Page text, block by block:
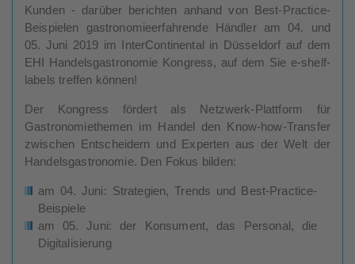
Kunden - darüber berichten anhand von Best-Practice-
Beispielen gastronomieerfahrende Händler am 04. und
05. Juni 2019 im InterContinental in Düsseldorf auf dem
EHI Handelsgastronomie Kongress, auf dem Sie e-shelf-
labels treffen können!
Der Kongress fördert als Netzwerk-Plattform für
Gastronomiethemen im Handel den Know-how-Transfer
zwischen Entscheidern und Experten aus der Welt der
Handelsgastronomie. Den Fokus bilden:
am 04. Juni: Strategien, Trends und Best-Practice-
Beispiele
am 05. Juni: der Konsument, das Personal, die
Digitalisierung